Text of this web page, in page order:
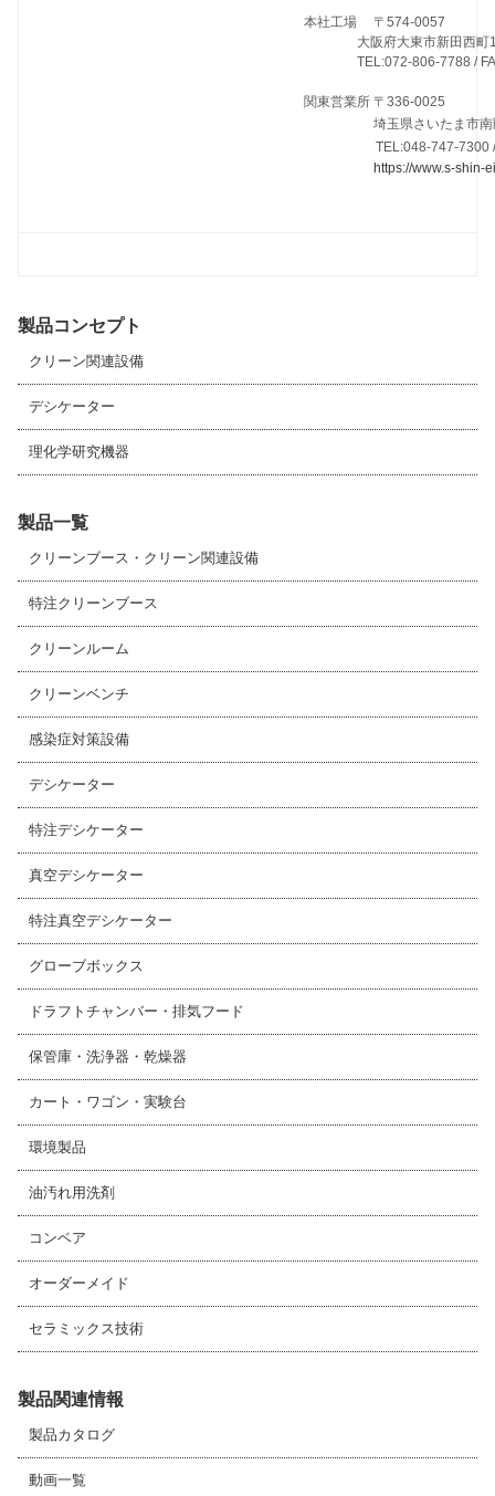
本社工場 〒574-0057
大阪府大東市新田西町1
TEL:072-806-7788 /
関東営業所 〒336-0025
埼玉県さいたま市
TEL:048-747-7300
https://www.s-shin-
製品コンセプト
クリーン関連設備
デシケーター
理化学研究機器
製品一覧
クリーンブース・クリーン関連設備
特注クリーンブース
クリーンルーム
クリーンベンチ
感染症対策設備
デシケーター
特注デシケーター
真空デシケーター
特注真空デシケーター
グローブボックス
ドラフトチャンバー・排気フード
保管庫・洗浄器・乾燥器
カート・ワゴン・実験台
環境製品
油汚れ用洗剤
コンベア
オーダーメイド
セラミックス技術
製品関連情報
製品カタログ
動画一覧